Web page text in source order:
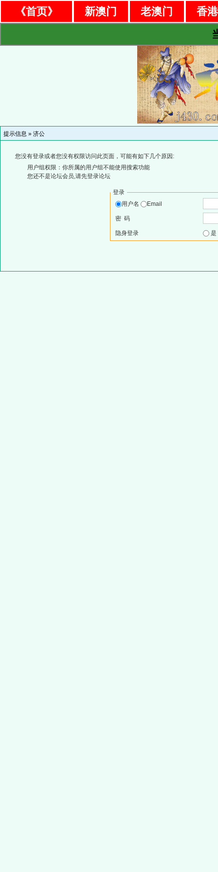
《首页》 新澳门 老澳门
香
提示信息 » 济公
您没有登录或者您没有权限访问此页面，可能有如下几个原因:
用户组权限：你所属的用户组不能使用搜索功能
您还不是论坛会员,请先登录论坛
登录
用户名
Email
密 码
隐身登录